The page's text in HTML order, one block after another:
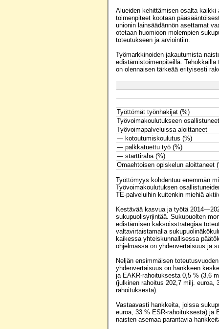
Alueiden kehittämisen osalta kaikki
toimenpiteet kootaan
unionin lainsäädännön asettamat
otetaan huomioon molempien
toteutukseen ja arviointiin.
Työmarkkinoiden jakautumista
edistämistoimenpiteillä.
on olennaisen tärkeää erityisesti
Työttömät työnhakijat (%)
Työvoimakoulutukseen
Työvoimapalveluissa aloittaneet
— kotoutumiskoulutus (%)
— palkkatuettu työ (%)
— starttiraha (%)
Omaehtoisen opiskelun aloittaneet
Työttömyys kohdentuu enemmän
Työvoimakoulutuksen
TE-palveluihin kuitenkin miehiä
Kestävää kasvua ja työtä
sukupuolisyrjintää. Sukupuolten
edistämisen kaksoisstrategiaa
valtavirtaistamalla
kaikessa yhteiskunnallisessa
ohjelmassa on yhdenvertaisuus ja
Neljän ensimmäisen
yhdenvertaisuus on hankkeen
ja EAKR-rahoituksesta 0,5 % (3,6
(julkinen rahoitus 202,7 milj. euroa,
rahoituksesta).
Vastaavasti hankkeita, joissa
euroa, 33 % ESR-rahoituksesta) ja
naisten asemaa parantavia